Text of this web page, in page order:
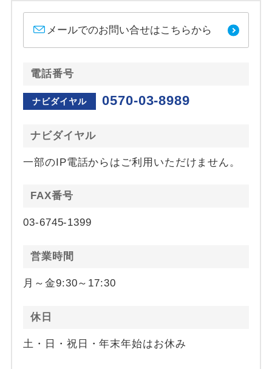
メールでのお問い合せはこちらから
電話番号
ナビダイヤル 0570-03-8989
ナビダイヤル
一部のIP電話からはご利用いただけません。
FAX番号
03-6745-1399
営業時間
月～金9:30～17:30
休日
土・日・祝日・年末年始はお休み